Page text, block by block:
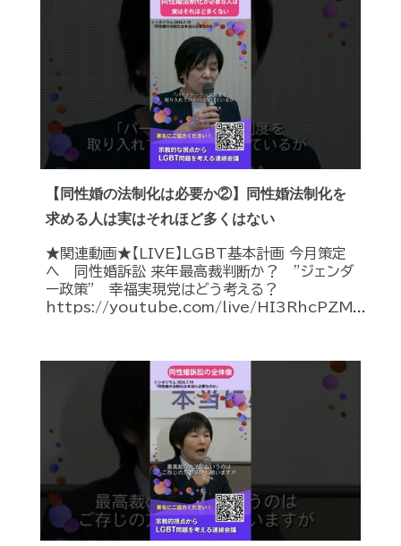
【同性婚の法制化は必要か②】同性婚法制化を
求める人は実はそれほど多くはない
★関連動画★【LIVE】LGBT基本計画 今月策定
へ 同性婚訴訟 来年最高裁判断か？ ”ジェンダ
ー政策” 幸福実現党はどう考える？
https://youtube.com/live/HI3RhcPZM...